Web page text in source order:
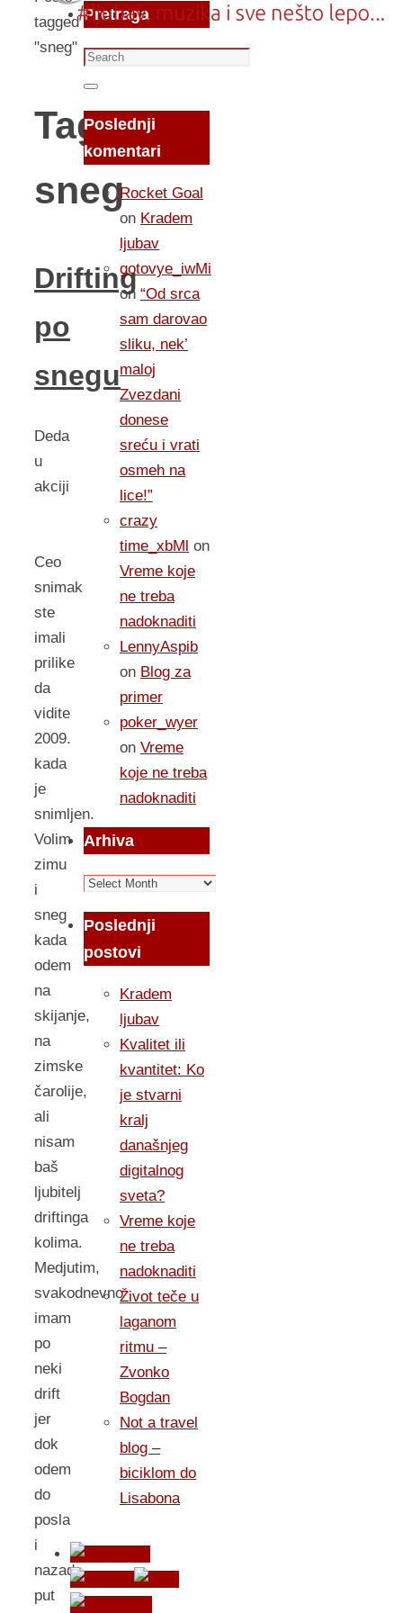
tagged
"sneg"
Tag:
sneg
Drifting
po
snegu
Deda
u
akciji
Ceo
snimak
ste
imali
prilike
da
vidite
2009.
kada
je
snimljen.
Volim
zimu
i
sneg
kada
odem
na
skijanje,
na
zimske
čarolije,
ali
nisam
baš
ljubitelj
driftinga
kolima.
Medjutim,
svakodnevno
imam
po
neki
drift
jer
dok
odem
do
posla
i
nazad
put
Pretraga
Search
for:
Search
Poslednji
komentari
Rocket Goal
on Kradem
ljubav
gotovye_iwMi
on “Od srca
sam darovao
sliku, nek’
maloj
Zvezdani
donese
sreću i vrati
osmeh na
lice!”
crazy
time_xbMl on
Vreme koje
ne treba
nadoknaditi
LennyAspib
on Blog za
primer
poker_wyer
on Vreme
koje ne treba
nadoknaditi
Arhiva
Arhiva
Poslednji
postovi
Kradem
ljubav
Kvalitet ili
kvantitet: Ko
je stvarni
kralj
današnjeg
digitalnog
sveta?
Vreme koje
ne treba
nadoknaditi
Život teče u
laganom
ritmu –
Zvonko
Bogdan
Not a travel
blog –
biciklom do
Lisabona